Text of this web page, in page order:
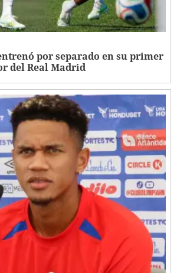
por separado en su primer
del Real Madrid